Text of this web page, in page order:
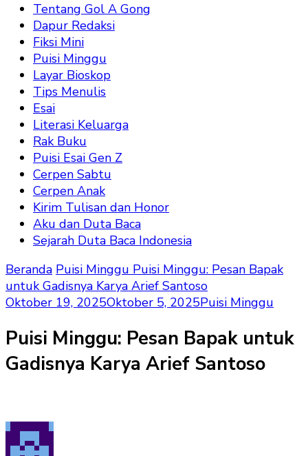
Tentang Gol A Gong
Dapur Redaksi
Fiksi Mini
Puisi Minggu
Layar Bioskop
Tips Menulis
Esai
Literasi Keluarga
Rak Buku
Puisi Esai Gen Z
Cerpen Sabtu
Cerpen Anak
Kirim Tulisan dan Honor
Aku dan Duta Baca
Sejarah Duta Baca Indonesia
Beranda Puisi Minggu Puisi Minggu: Pesan Bapak
untuk Gadisnya Karya Arief Santoso
Oktober 19, 2025Oktober 5, 2025Puisi Minggu
Puisi Minggu: Pesan Bapak untuk
Gadisnya Karya Arief Santoso